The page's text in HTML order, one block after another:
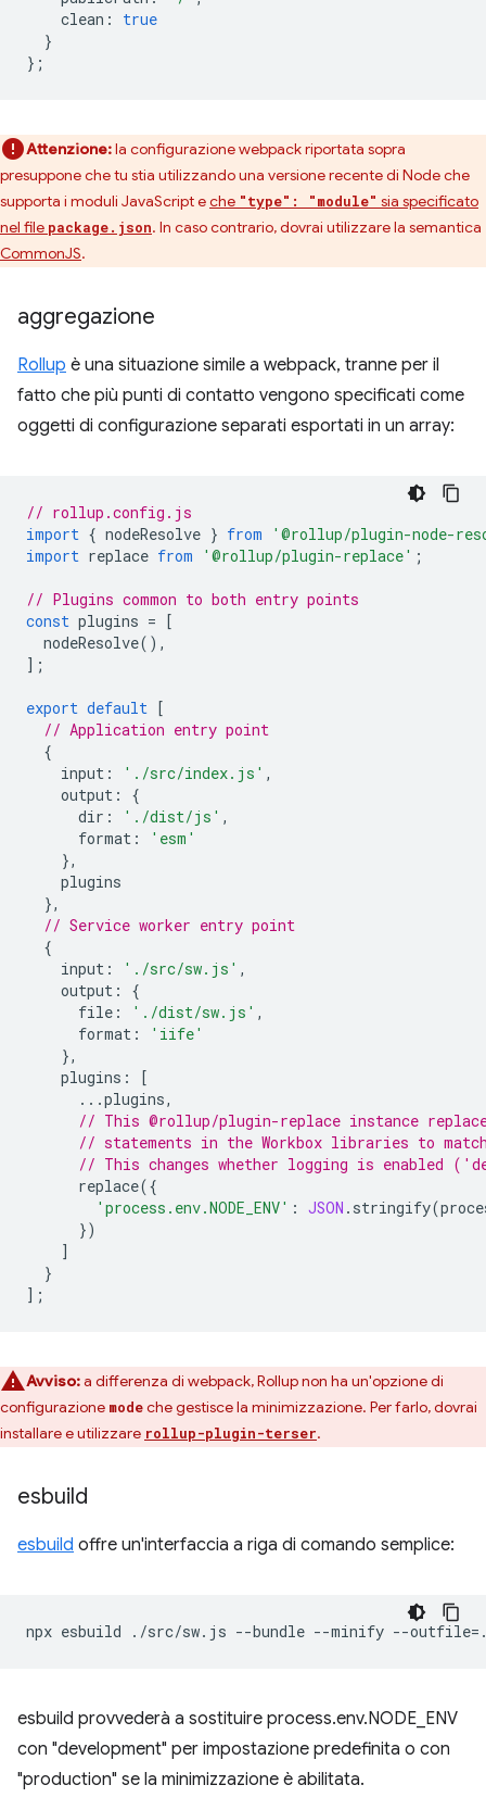
clean :
true
}
};
Attenzione:la configurazione webpack riportata sopra
presuppone che tu stia utilizzando una versione recente di Node che
supporta i moduli JavaScript eche "type": "module" sia specificato
nel file package.json. In caso contrario, dovrai utilizzare la semantica
CommonJS.
aggregazione
Rollup è una situazione simile a webpack, tranne per il
fatto che più punti di contatto vengono specificati come
oggetti di configurazione separati esportati in un array:
// rollup.config.js
import { nodeResolve } from
'@rollup/plugin-node-
import replace from '@rollup/plugin-replace' ;
// Plugins common to both entry points
const plugins = [
nodeResolve(),
];
export default [
// Application entry point
{
input : './src/index.js' ,
output :
{
dir : './dist/js' ,
format :
'esm'
},
plugins
},
// Service worker entry point
{
input : './src/sw.js' ,
output :
{
file : './dist/sw.js' ,
format :
'iife'
},
plugins :
[
...plugins,
// This @rollup/plugin-replace instance replaces
// statements in the Workbox libraries to
// This changes whether logging is enabled
replace({
'process.env.NODE_ENV' : JSON . stringify(
})
]
}
];
Avviso:a differenza di webpack, Rollup non ha un'opzione di
configurazione modeche gestisce la minimizzazione. Per farlo, dovrai
installare e utilizzare rollup-plugin-terser.
esbuild
esbuild offre un'interfaccia a riga di comando semplice:
npx esbuild ./src/sw.js --bundle --minify --outfile=
esbuild provvederà a sostituire process.env.NODE_ENV
con "development" per impostazione predefinita o con
"production" se la minimizzazione è abilitata.